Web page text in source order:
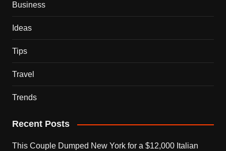
Business
Ideas
Tips
Travel
Trends
Recent Posts
This Couple Dumped New York for a $12,000 Italian